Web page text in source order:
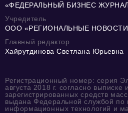
«ФЕДЕРАЛЬНЫЙ БИЗНЕС
Учредитель
ООО «РЕГИОНАЛЬНЫЕ
Главный редактор
Хайрутдинова Светлана Юрьевна
Регистрационный номер: серия
августа 2018 г. согласно выписке
зарегистрированных средств
выдана Федеральной службой по
информационных технологий и